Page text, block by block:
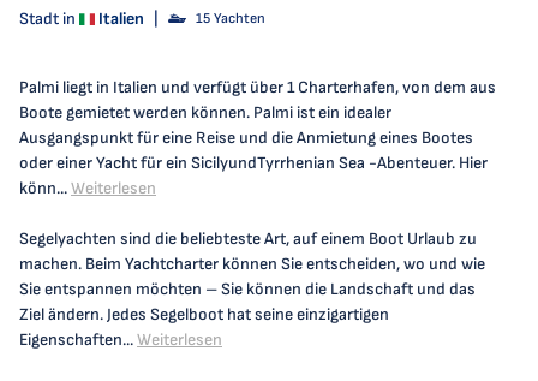
Stadt in Italien 15 Yachten
Palmi liegt in Italien und verfügt über 1 Charterhafen, von dem aus
Boote gemietet werden können. Palmi ist ein idealer
Ausgangspunkt für eine Reise und die Anmietung eines Bootes
oder einer Yacht für ein SicilyundTyrrhenian Sea -Abenteuer. Hier
könn...Weiterlesen
Segelyachten sind die beliebteste Art, auf einem Boot Urlaub zu
machen. Beim Yachtcharter können Sie entscheiden, wo und wie
Sie entspannen möchten – Sie können die Landschaft und das
Ziel ändern. Jedes Segelboot hat seine einzigartigen
Eigenschaften...Weiterlesen